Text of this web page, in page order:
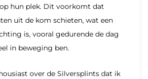
hun plek. Dit voorkomt dat
uit de kom schieten, wat een
is, vooral gedurende de dag
in beweging ben.
over de Silversplints dat ik